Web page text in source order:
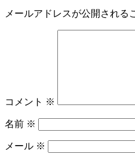
メールアドレスが公開される
コメント ※
名前 ※
メール ※